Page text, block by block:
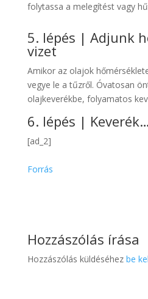
folytassa a melegítést vagy
5. lépés | Adjunk
vizet
Amikor az olajok
vegye le a tűzről. Óvatosan
olajkeverékbe, folyamatos
6. lépés |
[ad_2]
Forrás
Hozzászólás írása
Hozzászólás küldéséhez be